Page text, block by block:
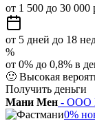
от 1 500 до 30 000
от 5 дней до 18
%
от 0% до 0,8% в
🙂 Высокая
Получить деньги
Мани Мен - ООО
0%